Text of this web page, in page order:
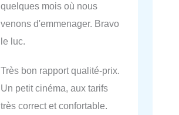
quelques mois où nous
venons d'emmenager. Bravo
le luc.
Très bon rapport qualité-prix.
Un petit cinéma, aux tarifs
très correct et confortable.